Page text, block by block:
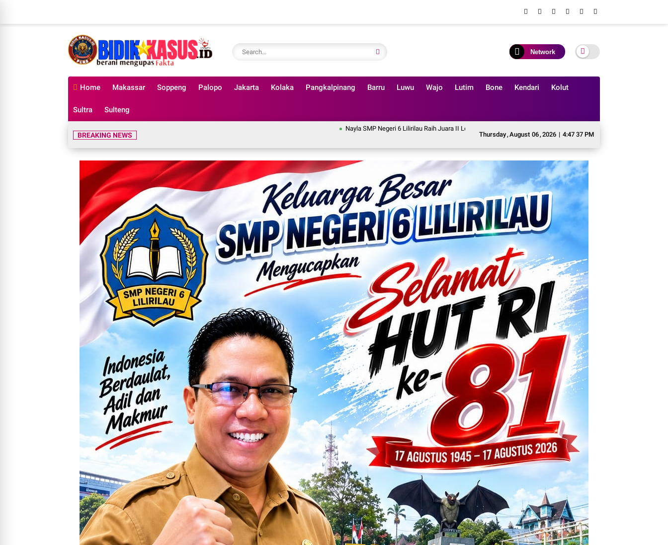
Network
Home Makassar Soppeng Palopo Jakarta Kolaka Pangkalpinang Barru Luwu Wajo Lutim Bone Kendari Kolut
Sultra Sulteng
Thursday,August 06,2026 | 4:47 39 PM
BREAKING NEWS
Nayla SMP Negeri 6 Lilirilau Raih Juara II Lomba Nyanyi Solo Tingkat Penggalang SMP se Kabupaten Soppeng.